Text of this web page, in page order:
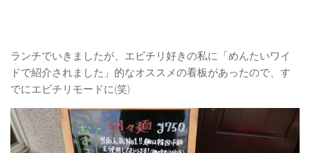
ランチでいきましたが、エビチリ好きの私に「めんたいワイ
ドで紹介されました」的なオススメの看板があったので、す
でにエビチリモードに(笑)